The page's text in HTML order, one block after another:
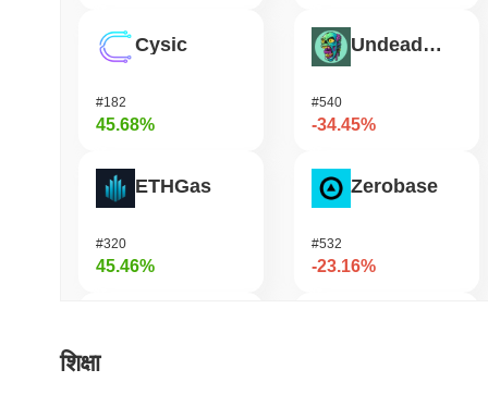
Cysic
#182
45.68%
ETHGas
#320
45.46%
Undeads Games
#540
-34.45%
Zerobase
#532
-23.16%
शिक्षा